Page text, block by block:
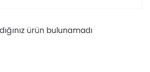
ürün bulunamadı